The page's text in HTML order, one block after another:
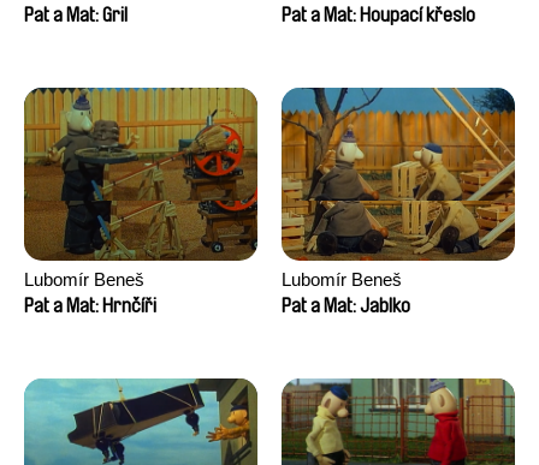
Pat a Mat: Gril
Pat a Mat: Houpací křeslo
Lubomír Beneš
Pat a Mat: Hrnčíři
Lubomír Beneš
Pat a Mat: Jablko